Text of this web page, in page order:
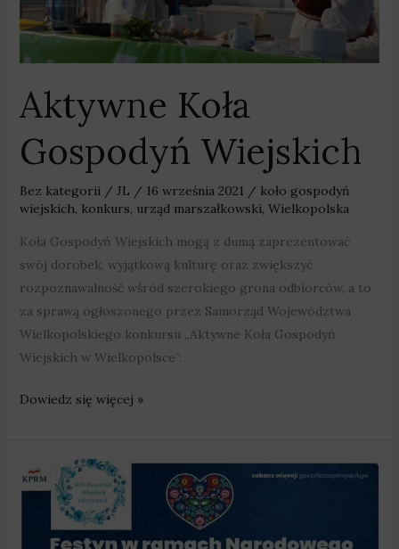
Aktywne Koła
Gospodyń Wiejskich
Bez kategorii/ JL / 16 września 2021 / koło gospodyń
wiejskich, konkurs, urząd marszałkowski, Wielkopolska
Koła Gospodyń Wiejskich mogą z dumą zaprezentować
swój dorobek, wyjątkową kulturę oraz zwiększyć
rozpoznawalność wśród szerokiego grona odbiorców, a to
za sprawą ogłoszonego przez Samorząd Województwa
Wielkopolskiego konkursu „Aktywne Koła Gospodyń
Wiejskich w Wielkopolsce”.
Dowiedz się więcej »
Zaszczep
się
festynie